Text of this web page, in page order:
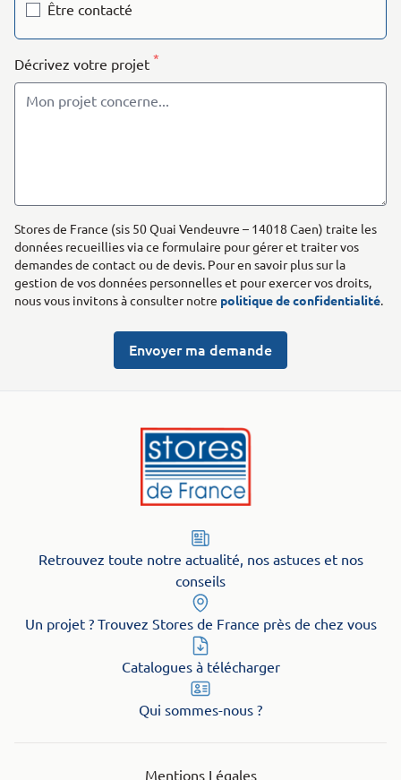
Être contacté
Décrivez votre projet *
Stores de France (sis 50 Quai Vendeuvre – 14018 Caen) traite les
données recueillies via ce formulaire pour gérer et traiter vos
demandes de contact ou de devis. Pour en savoir plus sur la
gestion de vos données personnelles et pour exercer vos droits,
nous vous invitons à consulter notre politique de confidentialité.
Envoyer ma demande
Retrouvez toute notre actualité, nos astuces et nos
conseils
Un projet ? Trouvez Stores de France près de chez vous
Catalogues à télécharger
Qui sommes-nous ?
Mentions Légales